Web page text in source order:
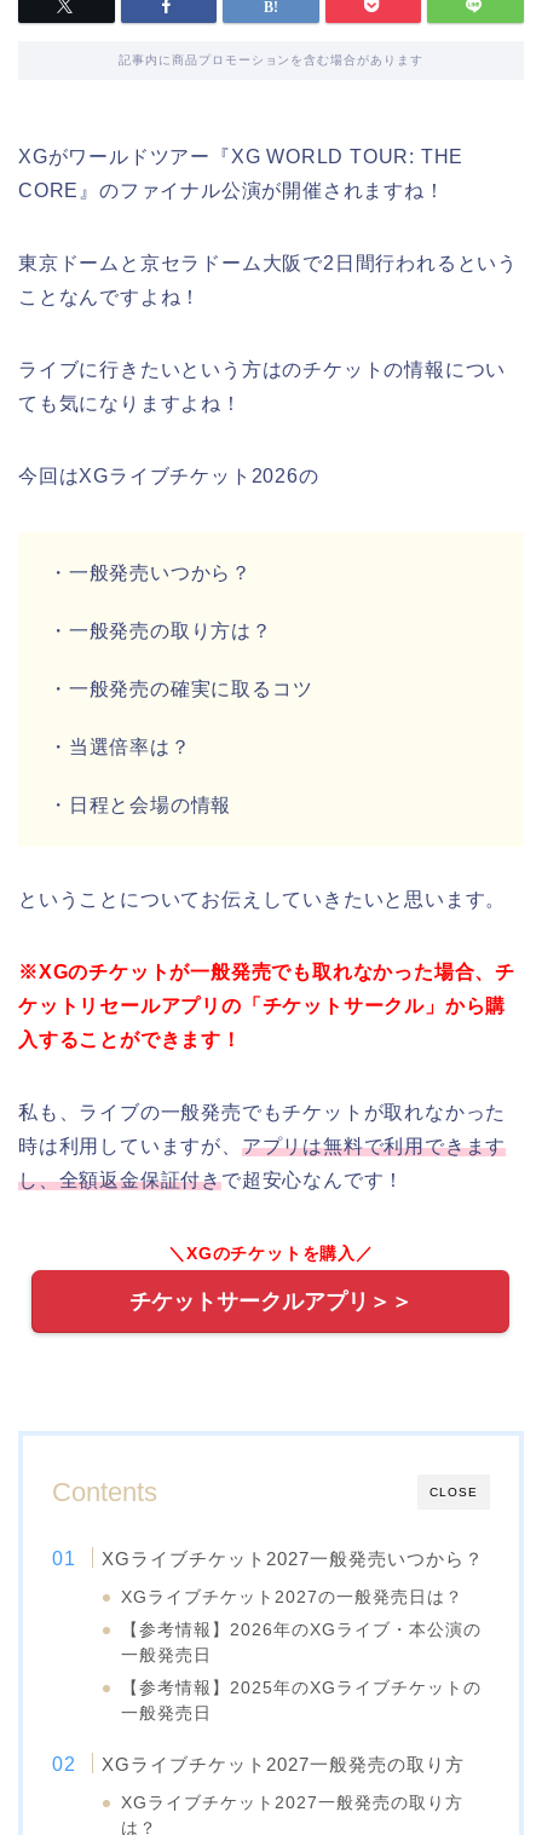
記事内に商品プロモーションを含む場合があります
XGがワールドツアー『XG WORLD TOUR: THE
CORE』のファイナル公演が開催されますね！
東京ドームと京セラドーム大阪で2日間行われるという
ことなんですよね！
ライブに行きたいという方はのチケットの情報につい
ても気になりますよね！
今回はXGライブチケット2026の
・一般発売いつから？
・一般発売の取り方は？
・一般発売の確実に取るコツ
・当選倍率は？
・日程と会場の情報
ということについてお伝えしていきたいと思います。
※XGのチケットが一般発売でも取れなかった場合、チ
ケットリセールアプリの「チケットサークル」から購
入することができます！
私も、ライブの一般発売でもチケットが取れなかった
時は利用していますが、 アプリは無料で利用できます
し、全額返金保証付きで超安心なんです！
＼XGのチケットを購入／
チケットサークルアプリ＞＞
CLOSE
Contents
XGライブチケット2027一般発売いつから？
XGライブチケット2027の一般発売日は？
【参考情報】2026年のXGライブ・本公演の
一般発売日
【参考情報】2025年のXGライブチケットの
一般発売日
XGライブチケット2027一般発売の取り方
XGライブチケット2027一般発売の取り方
は？